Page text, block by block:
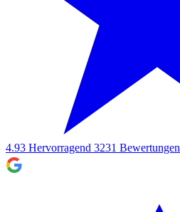
4.93 Hervorragend 3231 Bewertungen